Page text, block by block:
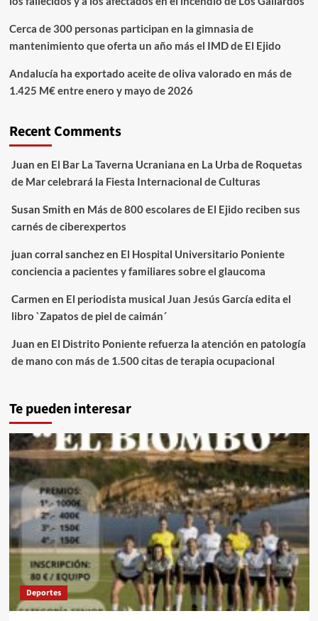
Cerca de 300 personas participan en la gimnasia de
mantenimiento que oferta un año más el IMD de El Ejido
Andalucía ha exportado aceite de oliva valorado en más de
1.425 M€ entre enero y mayo de 2026
Recent Comments
Juan en El Bar La Taverna Ucraniana en La Urba de Roquetas
de Mar celebrará la Fiesta Internacional de Culturas
Susan Smith en Más de 800 escolares de El Ejido reciben sus
carnés de ciberexpertos
juan corral sanchezen El Hospital Universitario Poniente
conciencia a pacientes y familiares sobre el glaucoma
Carmen en El periodista musical Juan Jesús García edita el
libro `Zapatos de piel de caimán´
Juan en El Distrito Poniente refuerza la atención en patología
de mano con más de 1.500 citas de terapia ocupacional
Te pueden interesar
Deportes